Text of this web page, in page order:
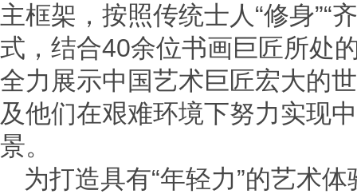
主框架，按照传统士人“修身”“
式，结合40余位书画巨匠所处
全力展示中国艺术巨匠宏大的
及他们在艰难环境下努力实现
景。
为打造具有“年轻力”的艺术